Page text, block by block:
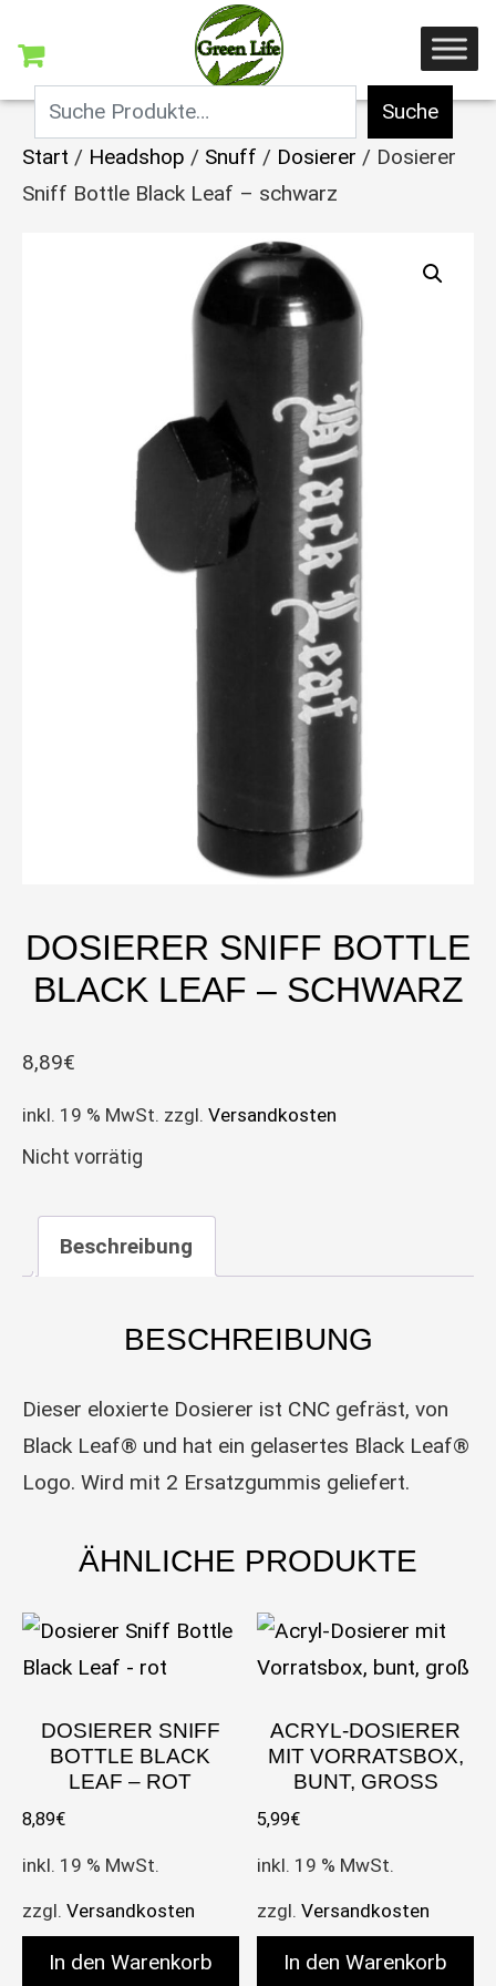
Suche
Start / Headshop / Snuff / Dosierer / Dosierer
Sniff Bottle Black Leaf – schwarz
DOSIERER SNIFF BOTTLE
BLACK LEAF – SCHWARZ
8,89€
inkl. 19 % MwSt. zzgl. Versandkosten
Nicht vorrätig
Beschreibung
BESCHREIBUNG
Dieser eloxierte Dosierer ist CNC gefräst, von
Black Leaf® und hat ein gelasertes Black Leaf®
Logo. Wird mit 2 Ersatzgummis geliefert.
ÄHNLICHE PRODUKTE
DOSIERER SNIFF
BOTTLE BLACK
LEAF – ROT
8,89€
inkl. 19 % MwSt.
zzgl. Versandkosten
In den Warenkorb
ACRYL-DOSIERER
MIT VORRATSBOX,
BUNT, GROSS
5,99€
inkl. 19 % MwSt.
zzgl.Versandkosten
In den Warenkorb